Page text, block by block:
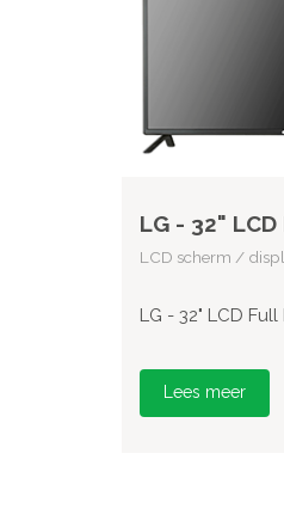
LG - 32" LCD
LCD scherm /
LG - 32" LCD Full
Lees meer